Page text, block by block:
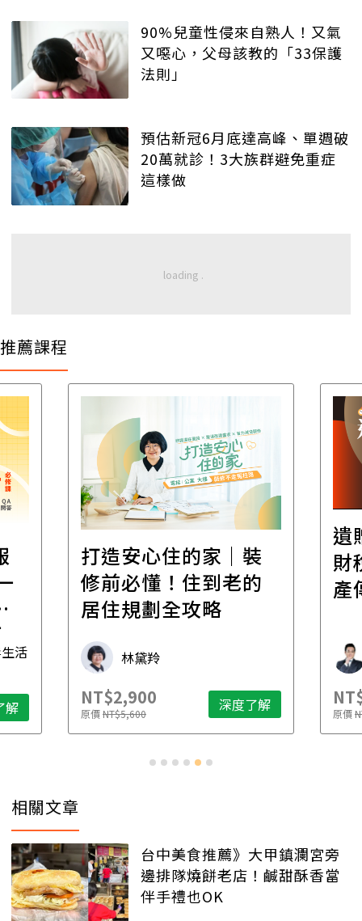
90%兒童性侵來自熟人！又氣
又噁心，父母該教的「33保護
法則」
預估新冠6月底達高峰、單週破
20萬就診！3大族群避免重症
這樣做
推薦課程
解
遺贈稅規劃直播課│
財稅專家親授，讓資
產傳承更有效率
財稅專家 朱家棟
NT$2,500
原價NT$4,888 深度了解
百
經
年
原價
相關文章
台中美食推薦》大甲鎮瀾宮旁
邊排隊燒餅老店！鹹甜酥香當
伴手禮也OK